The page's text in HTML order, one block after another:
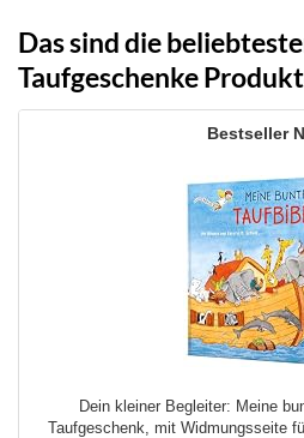
Das sind die
Taufgeschenke
Dein kleiner Begleiter: Meine
Taufgeschenk, mit Widmungsseite